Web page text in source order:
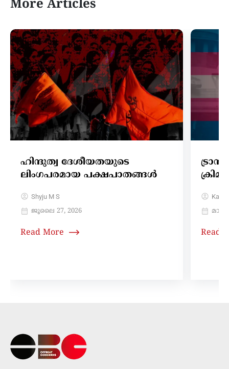
More Articles
ഹിന്ദുത്വ ദേശീയതയുടെ
ലിംഗപരമായ പക്ഷപാതങ്ങൾ
Shyju M S
ജൂലൈ 27, 2026
Read More Read